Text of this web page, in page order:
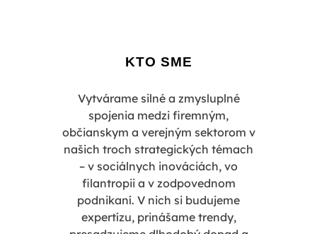
KTO SME
Vytvárame silné a zmysluplné
spojenia medzi firemným,
občianskym a verejným sektorom v
našich troch strategických témach
– v sociálnych inováciách, vo
filantropii a v zodpovednom
podnikaní. V nich si budujeme
expertízu, prinášame trendy,